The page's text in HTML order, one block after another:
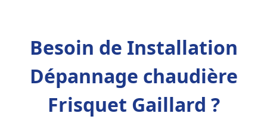
Besoin de Installation
Dépannage chaudière
Frisquet Gaillard ?